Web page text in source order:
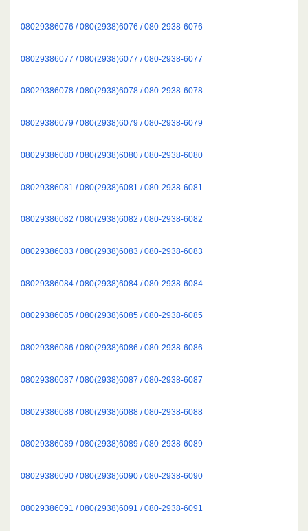
08029386076 / 080(2938)6076 / 080-2938-6076
08029386077 / 080(2938)6077 / 080-2938-6077
08029386078 / 080(2938)6078 / 080-2938-6078
08029386079 / 080(2938)6079 / 080-2938-6079
08029386080 / 080(2938)6080 / 080-2938-6080
08029386081 / 080(2938)6081 / 080-2938-6081
08029386082 / 080(2938)6082 / 080-2938-6082
08029386083 / 080(2938)6083 / 080-2938-6083
08029386084 / 080(2938)6084 / 080-2938-6084
08029386085 / 080(2938)6085 / 080-2938-6085
08029386086 / 080(2938)6086 / 080-2938-6086
08029386087 / 080(2938)6087 / 080-2938-6087
08029386088 / 080(2938)6088 / 080-2938-6088
08029386089 / 080(2938)6089 / 080-2938-6089
08029386090 / 080(2938)6090 / 080-2938-6090
08029386091 / 080(2938)6091 / 080-2938-6091